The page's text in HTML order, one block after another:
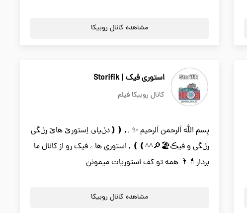
مشاهده کانال روبیکا
استوری فیک | Storifik
کانال روبیکا فیلم
بِسم الله اَلرحمن اَلرحیم ✨ , , ❪❪دݩیاۍ اِستوریٚ هایٚ رݩگی
رݩگی و فیڪ🏖🔎^^❫❫ , استوری هاے فیک رو از کانال ما
بردار💄🌂 همه تو کف استوریات میمونن
مشاهده کانال روبیکا